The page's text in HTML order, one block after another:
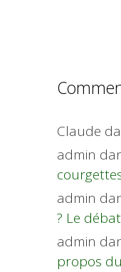
Claude
admin
admin
? Le
admin
propos